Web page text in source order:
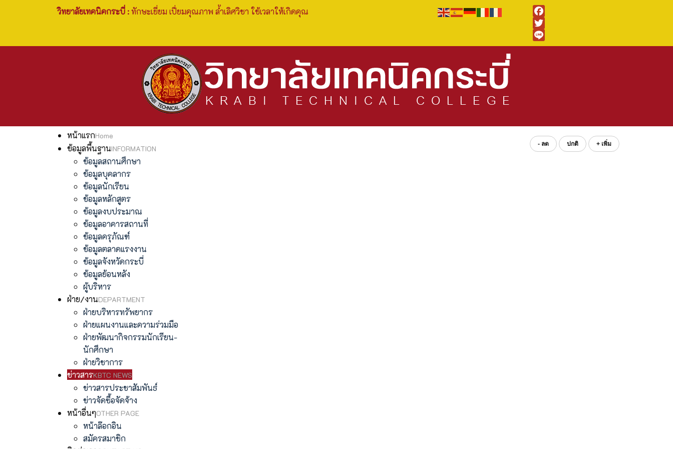
วิทยาลัยเทคนิคกระบี่ :ทักษะเยี่ยม เปี่ยมคุณภาพ ล้ำเลิศวิชา ใช้เวลาให้เกิดคุณ
Facebook
Twitter
Line
หน้าแรกHome
ข้อมูลพื้นฐานINFORMATION
ข้อมูลสถานศึกษา
ข้อมูลบุคลากร
ข้อมูลนักเรียน
ข้อมูลหลักสูตร
ข้อมูลงบประมาณ
ข้อมูลอาคารสถานที่
ข้อมูลครุภัณฑ์
ข้อมูลตลาดแรงงาน
ข้อมูลจังหวัดกระบี่
ข้อมูลย้อนหลัง
ผู้บริหาร
ฝ่าย/งานDEPARTMENT
ฝ่ายบริหารทรัพยากร
ฝ่ายแผนงานและความร่วมมือ
ฝ่ายพัฒนากิจกรรมนักเรียน-
นักศึกษา
ฝ่ายวิชาการ
ข่าวสารKBTC NEWS
ข่าวสารประชาสัมพันธ์
ข่าวจัดซื้อจัดจ้าง
หน้าอื่นๆOTHER PAGE
หน้าล๊อกอิน
สมัครสมาชิก
- ลด ปกติ + เพิ่ม